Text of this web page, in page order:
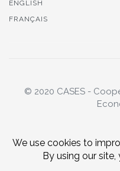
ENGLISH
FRANÇAIS
© 2020 CASES -